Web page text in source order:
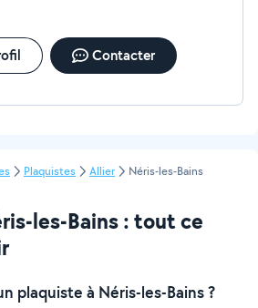
Contacter
Plaquistes Allier Néris-les-Bains
les-Bains : tout ce
plaquiste à Néris-les-Bains ?